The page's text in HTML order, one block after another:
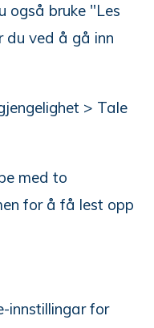
også bruke "Les
du ved å gå inn
> Tale
med to
for å få lest opp
innstillingar for